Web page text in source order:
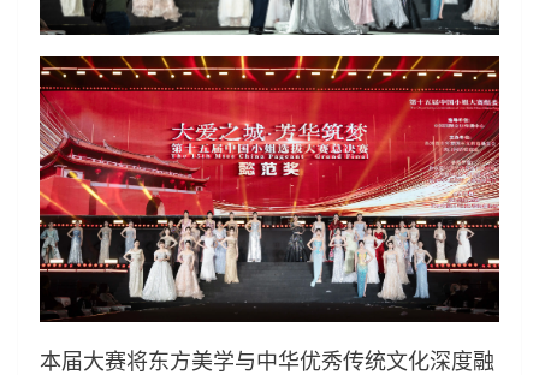
本届大赛将东方美学与中华优秀传统文化深度融